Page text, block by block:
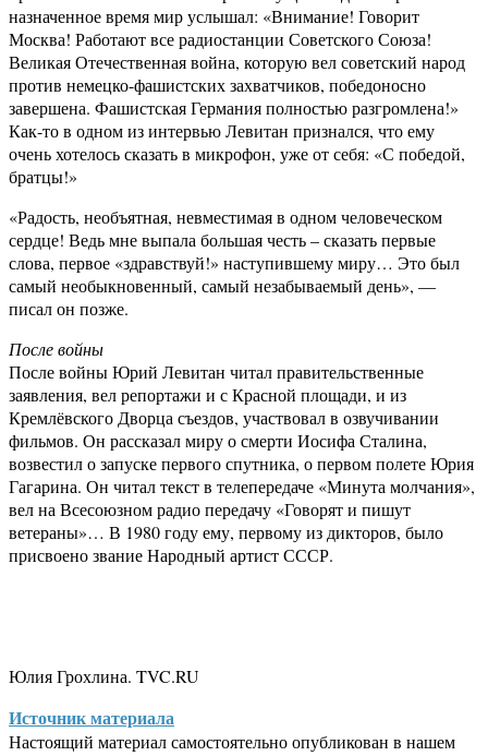
назначенное время мир услышал: «Внимание! Говорит
Москва! Работают все радиостанции Советского Союза!
Великая Отечественная война, которую вел советский народ
против немецко-фашистских захватчиков, победоносно
завершена. Фашистская Германия полностью разгромлена!»
Как-то в одном из интервью Левитан признался, что ему
очень хотелось сказать в микрофон, уже от себя: «С победой,
братцы!»
«Радость, необъятная, невместимая в одном человеческом
сердце! Ведь мне выпала большая честь – сказать первые
слова, первое «здравствуй!» наступившему миру… Это был
самый необыкновенный, самый незабываемый день», —
писал он позже.
После войны
После войны Юрий Левитан читал правительственные
заявления, вел репортажи и с Красной площади, и из
Кремлёвского Дворца съездов, участвовал в озвучивании
фильмов. Он рассказал миру о смерти Иосифа Сталина,
возвестил о запуске первого спутника, о первом полете Юрия
Гагарина. Он читал текст в телепередаче «Минута молчания»,
вел на Всесоюзном радио передачу «Говорят и пишут
ветераны»… В 1980 году ему, первому из дикторов, было
присвоено звание Народный артист СССР.
Юлия Грохлина. TVC.RU
Источник материала
Настоящий материал самостоятельно опубликован в нашем